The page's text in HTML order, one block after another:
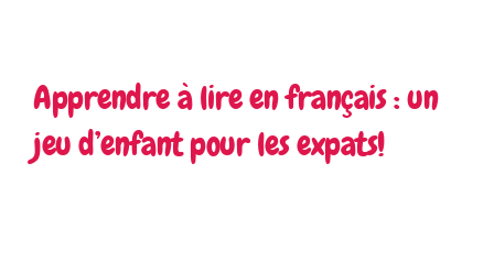
Apprendre à lire en français : un
jeu d’enfant pour les expats!